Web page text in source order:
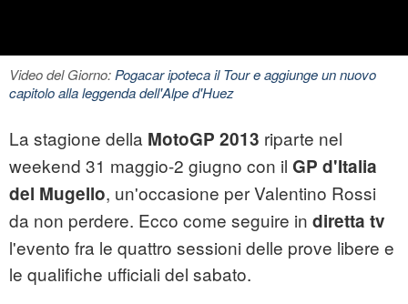
Video del Giorno: Pogacar ipoteca il Tour e aggiunge un nuovo
capitolo alla leggenda dell'Alpe d'Huez
La stagione della MotoGP 2013 riparte nel
weekend 31 maggio-2 giugno con il GP d'Italia
del Mugello, un'occasione per Valentino Rossi
da non perdere. Ecco come seguire in diretta tv
l'evento fra le quattro sessioni delle prove libere e
le qualifiche ufficiali del sabato.